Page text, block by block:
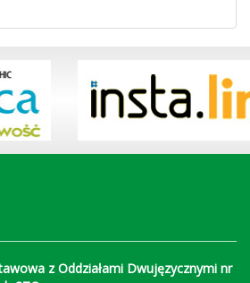
z Oddziałami Dwujęzycznymi nr